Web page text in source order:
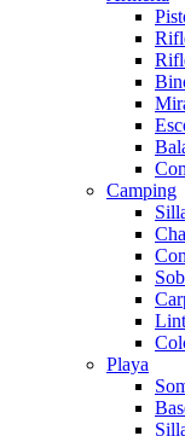
Camping
Playa